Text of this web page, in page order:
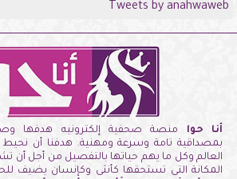
Tweets by anahwaweb
أنا حوا منصة صحفية إلكترونيه هدفها
بمصداقية تامة وسرعة ومهنية. هدفنا أن
العالم وكل ما يهم حياتها بالتفصيل من أجل أن
المكانة التى تستحقها كأنثى وكإنسان يضيف